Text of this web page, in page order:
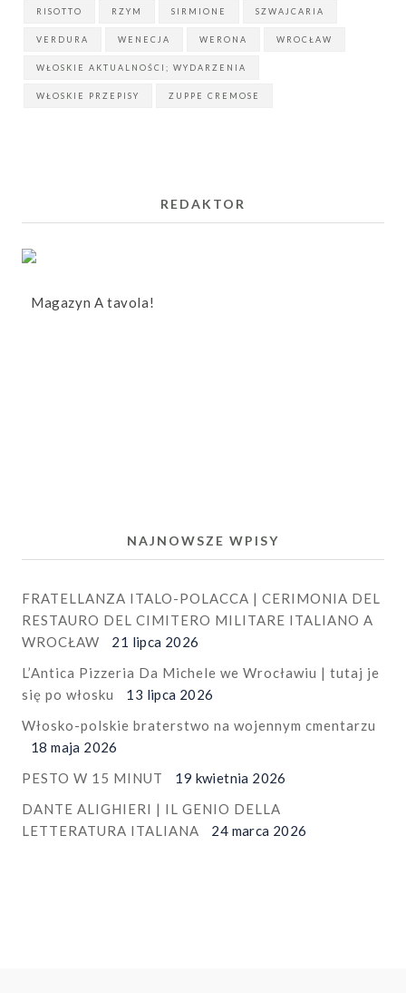
RISOTTO RZYM SIRMIONE SZWAJCARIA
VERDURA WENECJA WERONA WROCŁAW
WŁOSKIE AKTUALNOŚCI; WYDARZENIA
WŁOSKIE PRZEPISY ZUPPE CREMOSE
REDAKTOR
Magazyn A tavola!
NAJNOWSZE WPISY
FRATELLANZA ITALO-POLACCA | CERIMONIA DEL
RESTAURO DEL CIMITERO MILITARE ITALIANO A
WROCŁAW
21 lipca 2026
L’Antica Pizzeria Da Michele we Wrocławiu | tutaj je
się po włosku
13 lipca 2026
Włosko-polskie braterstwo na wojennym cmentarzu
18 maja 2026
PESTO W 15 MINUT
19 kwietnia 2026
DANTE ALIGHIERI | IL GENIO DELLA
LETTERATURA ITALIANA
24 marca 2026